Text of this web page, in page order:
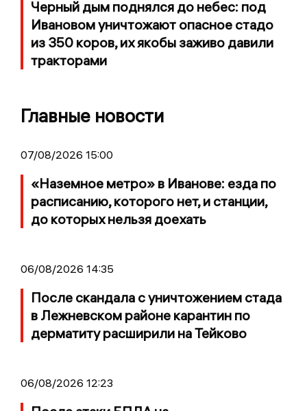
Черный дым поднялся до небес: под
Ивановом уничтожают опасное стадо
из 350 коров, их якобы заживо давили
тракторами
Главные новости
07/08/2026 15:00
«Наземное метро» в Иванове: езда по
расписанию, которого нет, и станции,
до которых нельзя доехать
06/08/2026 14:35
После скандала с уничтожением стада
в Лежневском районе карантин по
дерматиту расширили на Тейково
06/08/2026 12:23